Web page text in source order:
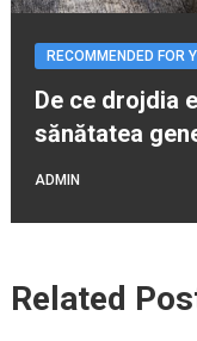
RECOMMENDED FOR
De ce drojdia
sănătatea
ADMIN
Related